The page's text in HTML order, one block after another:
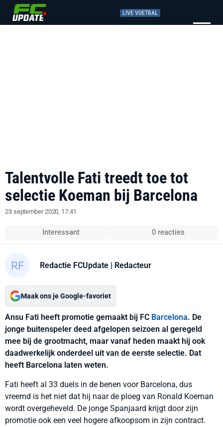
LIVE VOETBAL
Talentvolle Fati treedt toe tot
selectie Koeman bij Barcelona
23 september 2020, 17:41
Interessant 0 reacties
Redactie FCUpdate | Redacteur
Maak ons je Google-favoriet
Ansu Fati heeft promotie gemaakt bij FC Barcelona. De
jonge buitenspeler deed afgelopen seizoen al geregeld
mee bij de grootmacht, maar vanaf heden maakt hij ook
daadwerkelijk onderdeel uit van de eerste selectie. Dat
heeft Barcelona laten weten.
Fati heeft al 33 duels in de benen voor Barcelona, dus
vreemd is het niet dat hij naar de ploeg van Ronald Koeman
wordt overgeheveld. De jonge Spanjaard krijgt door zijn
promotie ook een veel hogere afkoopsom in zijn contract.